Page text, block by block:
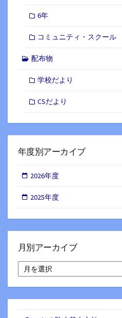
6年
コミュニティ・スクール
配布物
学校だより
CSだより
年度別アーカイブ
2026年度
2025年度
月別アーカイブ
別
ア